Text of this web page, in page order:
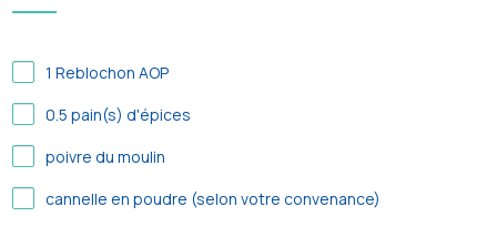
1 Reblochon AOP
0.5 pain(s) d'épices
poivre du moulin
cannelle en poudre (selon votre convenance)